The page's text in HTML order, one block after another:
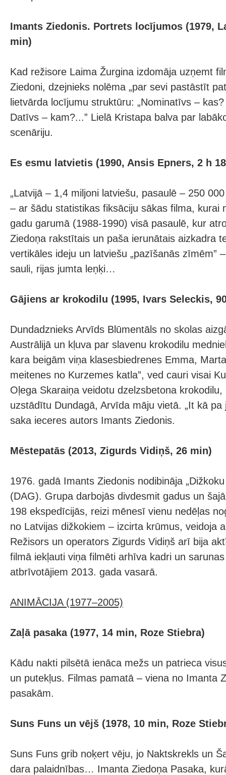
Imants Ziedonis. Portrets locījumos (1979,
min)
Kad režisore Laima Žurgina izdomāja uzņemt
Ziedoni, dzejnieks nolēma „par sevi pastāstīt
lietvārda locījumu struktūru: „Nominatīvs –
Datīvs – kam?...” Lielā Kristapa balva par
scenāriju.
Es esmu latvietis (1990, Ansis Epners, 2 h
„Latvijā – 1,4 miljoni latviešu, pasaulē – 250
– ar šādu statistikas fiksāciju sākas filma, kurai
gadu garumā (1988-1990) visā pasaulē, kur
Ziedoņa rakstītais un paša ierunātais aizkadra
vertikāles ideju un latviešu „pazīšanās zīmēm”
sauli, rijas jumta leņķi…
Gājiens ar krokodilu (1995, Ivars Seleckis,
Dundadznieks Arvīds Blūmentāls no skolas
Austrālijā un kļuva par slavenu krokodilu
kara beigām viņa klasesbiedrenes Emma,
meitenes no Kurzemes katla”, ved cauri visai
Oļega Skaraiņa veidotu dzelzsbetona
uzstādītu Dundagā, Arvīda māju vietā. „It kā pa
saka ieceres autors Imants Ziedonis.
Mēstepatās (2013, Zigurds Vidiņš, 26 min)
1976. gadā Imants Ziedonis nodibināja
(DAG). Grupa darbojās divdesmit gadus un
198 ekspedīcijās, reizi mēnesī vienu nedēļas
no Latvijas dižkokiem – izcirta krūmus, veidoja
Režisors un operators Zigurds Vidiņš arī bija
filmā iekļauti viņa filmēti arhīva kadri un
atbrīvotājiem 2013. gada vasarā.
ANIMĀCIJA (1977–2005)
Zaļā pasaka (1977, 14 min, Roze Stiebra)
Kādu nakti pilsētā ienāca mežs un patrieca
un putekļus. Filmas pamatā – viena no Imanta
pasakām.
Suns Funs un vējš (1978, 10 min, Roze
Suns Funs grib noķert vēju, jo Naktskrekls un
dara palaidnības… Imanta Ziedoņa Pasaka,